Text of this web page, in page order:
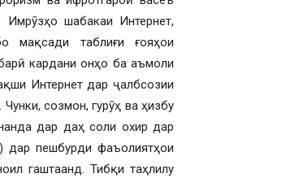
Имрӯзҳо шабакаи Интернет,
мақсади таблиғи ғояҳои
кардани онҳо ба аъмоли
Интернет дар ҷалбсозии
созмон, гурӯҳ ва ҳизбу
дар даҳ соли охир дар
дар пешбурди фаъолиятҳои
гаштаанд. Тибқи таҳлилу